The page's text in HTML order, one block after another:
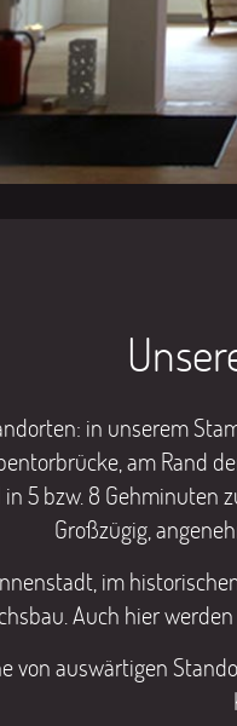
in unserem
am Rand
5 bzw. 8
Großzügig,
im
Auch hier
auswärtigen